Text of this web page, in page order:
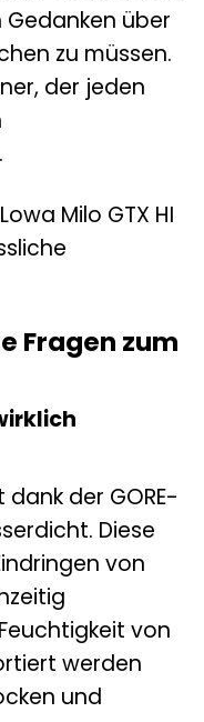
über
zu müssen.
der jeden
Milo GTX HI
Fragen zum
dank der GORE-
Diese
von
von
werden
und